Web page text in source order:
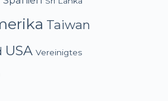
Taiwan
USA Vereinigtes